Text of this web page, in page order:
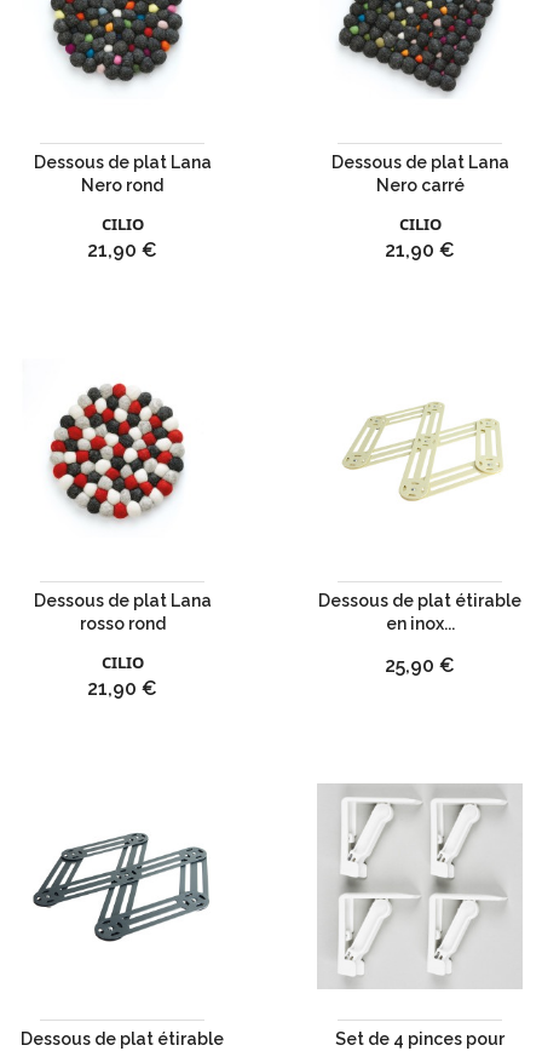
Dessous de plat Lana
Nero rond
CILIO
Prix
21,90 €
Dessous de plat Lana
Nero carré
CILIO
Prix
21,90 €
Dessous de plat Lana
rosso rond
CILIO
Prix
21,90 €
Dessous de plat étirable
en inox...
Prix
25,90 €
Dessous de plat étirable
Set de 4 pinces pour